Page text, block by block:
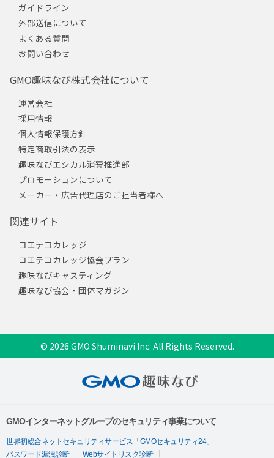
ガイドライン
外部送信について
よくある質問
お問い合わせ
GMO趣味なび株式会社について
運営会社
採用情報
個人情報保護方針
特定商取引法の表示
趣味なびエシカル消費推進部
プロモーションについて
メーカー・広告代理店のご担当者様へ
関連サイト
コエテコカレッジ
コエテコカレッジ協会プラン
趣味なびキャスティング
趣味なび協会・団体マガジン
© 2026 GMO Shuminavi Inc. All Rights Reserved.